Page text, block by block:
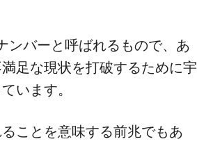
ンバーと呼ばれるもので、あ
足な現状を打破するために宇
います。
ことを意味する前兆でもあ